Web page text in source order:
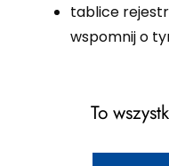
tablice
wspomnij o
To